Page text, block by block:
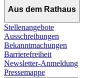
Aus dem Rathaus
Stellenangebote
Ausschreibungen
Bekanntmachungen
Barrierefreiheit
Newsletter-Anmeldung
Pressemappe